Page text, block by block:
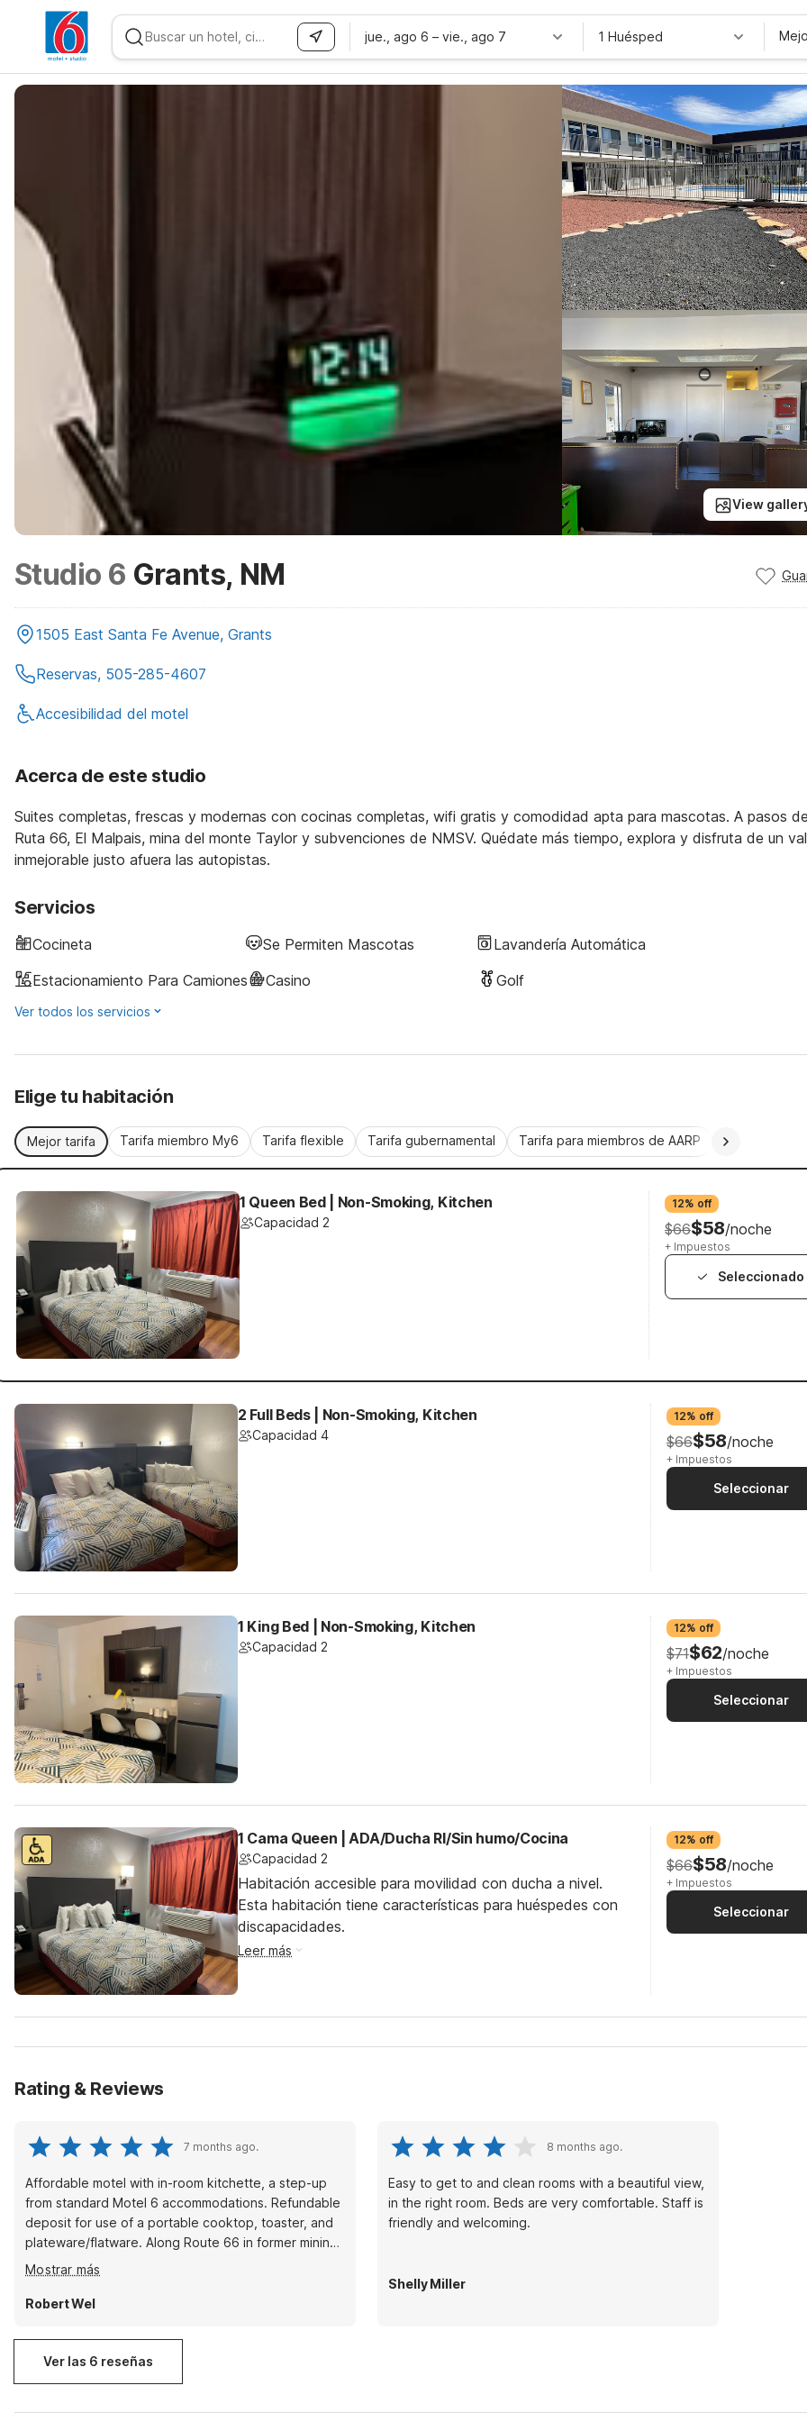
jue., ago 6 – vie., ago 7 1 Huésped
View
Studio 6 Grants, NM
1505 East Santa Fe Avenue, Grants
Reservas, 505-285-4607
Accesibilidad del motel
Acerca de este studio
Suites completas, frescas y modernas con cocinas completas, wifi gratis y comodidad apta para mascotas. A pasos
Ruta 66, El Malpais, mina del monte Taylor y subvenciones de NMSV. Quédate más tiempo, explora y disfruta de un
inmejorable justo afuera las autopistas.
Servicios
Cocineta Se Permiten Mascotas
Lavandería Automática
Estacionamiento Para Camiones
Casino Golf
Ver todos los servicios
Elige tu habitación
Mejor tarifa Tarifa miembro My6 Tarifa flexible Tarifa gubernamental Tarifa para miembros de AARP
1 Queen Bed | Non-Smoking, Kitchen
Capacidad 2
12% off
$66$58/noche
+ Impuestos
Seleccionado
2 Full Beds | Non-Smoking, Kitchen
Capacidad 4
12% off
$66$58/noche
+ Impuestos
Seleccionar
1 King Bed | Non-Smoking, Kitchen
Capacidad 2
12% off
$71$62/noche
+ Impuestos
Seleccionar
1 Cama Queen | ADA/Ducha RI/Sin humo/Cocina
Capacidad 2
Habitación accesible para movilidad con ducha a nivel.
Esta habitación tiene características para huéspedes con
discapacidades.
Leer más
12% off
$66$58/noche
+ Impuestos
Seleccionar
Rating & Reviews
7 months ago.
Affordable motel with in-room kitchette, a step-up
from standard Motel 6 accommodations. Refundable
deposit for use of a portable cooktop, toaster, and
plateware/flatware. Along Route 66 in former mining
town of Grants. Friendly staff.
Mostrar más
Robert Wel
8 months ago.
Easy to get to and clean rooms with a beautiful view,
in the right room. Beds are very comfortable. Staff is
friendly and welcoming.
Shelly Miller
Ver las 6 reseñas